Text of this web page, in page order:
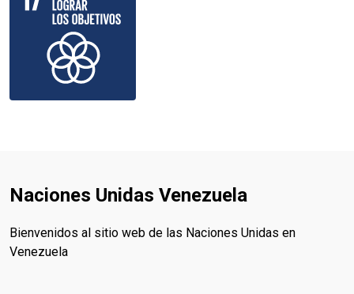
Naciones Unidas Venezuela
Bienvenidos al sitio web de las Naciones Unidas en
Venezuela